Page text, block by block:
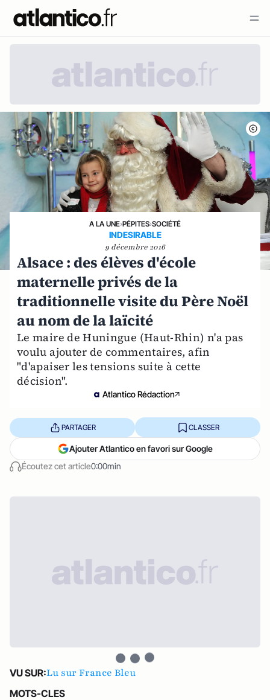
A LA UNE›PÉPITES›SOCIÉTÉ
INDESIRABLE
9 décembre 2016
Alsace : des élèves d'école
maternelle privés de la
traditionnelle visite du Père Noël
au nom de la laïcité
Le maire de Huningue (Haut-Rhin) n'a pas
voulu ajouter de commentaires, afin
"d'apaiser les tensions suite à cette
décision".
Atlantico Rédaction
Écoutez cet article0:00min
PARTAGER CLASSER
Ajouter Atlantico en favori sur Google
VU SUR:Lu sur France Bleu
MOTS-CLES